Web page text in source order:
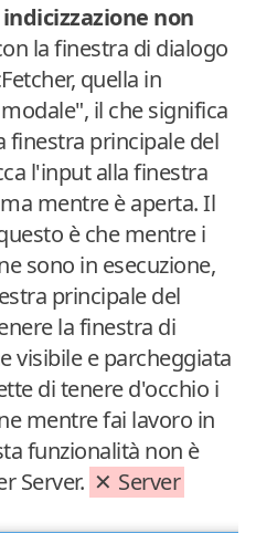
non
la finestra di dialogo
quella in
il che significa
finestra principale del
l'input alla finestra
mentre è aperta. Il
è che mentre i
sono in esecuzione,
principale del
la finestra di
visibile e parcheggiata
di tenere d'occhio i
mentre fai lavoro in
funzionalità non è
Server.
Server